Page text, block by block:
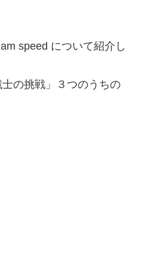
speed について紹介し
の挑戦」３つのうちの